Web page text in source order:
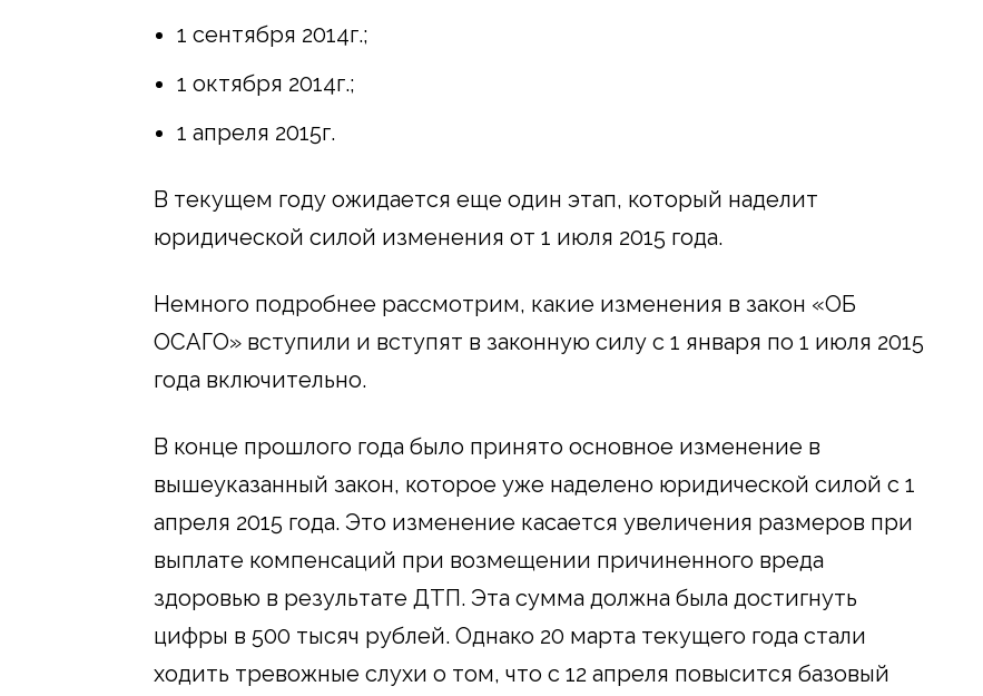
1 сентября 2014г.;
1 октября 2014г.;
1 апреля 2015г.
В текущем году ожидается еще один этап, который наделит
юридической силой изменения от 1 июля 2015 года.
Немного подробнее рассмотрим, какие изменения в закон «ОБ
ОСАГО» вступили и вступят в законную силу с 1 января по 1 июля 2015
года включительно.
В конце прошлого года было принято основное изменение в
вышеуказанный закон, которое уже наделено юридической силой с 1
апреля 2015 года. Это изменение касается увеличения размеров при
выплате компенсаций при возмещении причиненного вреда
здоровью в результате ДТП. Эта сумма должна была достигнуть
цифры в 500 тысяч рублей. Однако 20 марта текущего года стали
ходить тревожные слухи о том, что с 12 апреля повысится базовый